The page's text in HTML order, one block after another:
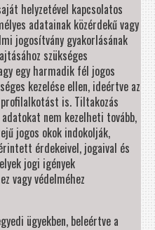
helyzetével kapcsolatos
adatainak közérdekű vagy
jogosítvány gyakorlásának
szükséges
egy harmadik fél jogos
kezelése ellen, ideértve az
is. Tiltakozás
nem kezelheti tovább,
jogos okok indokolják,
érdekeivel, jogaival és
jogi igények
vagy védelméhez
ügyekben, beleértve a